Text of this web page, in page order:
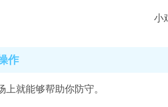
作
上就能够帮助你防守。